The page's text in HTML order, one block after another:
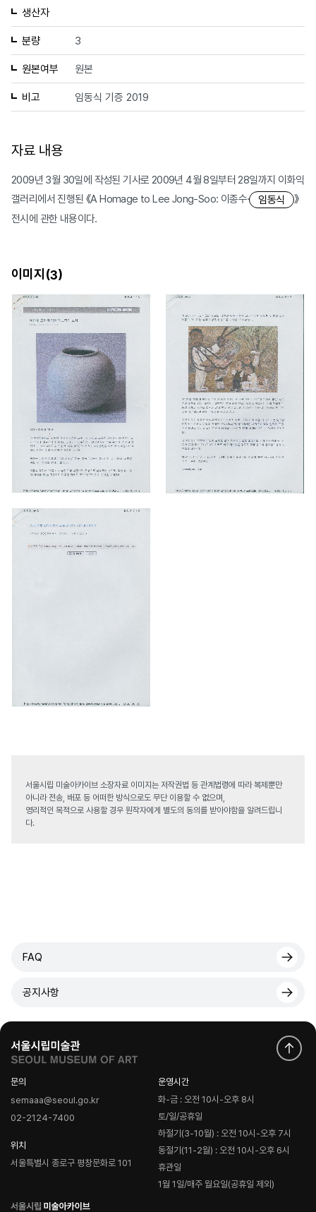
생산자
분량 3
원본여부 원본
비고 임동식 기증 2019
자료 내용
2009년 3월 30일에 작성된 기사로 2009년 4월 8일부터 28일까지 이화익
갤러리에서 진행된 《A Homage to Lee Jong-Soo: 이종수·
임동식
》
전시에 관한 내용이다.
이미지(3)
서울시립 미술아카이브 소장자료 이미지는 저작권법 등 관계법령에 따라 복제뿐만
아니라 전송, 배포 등 어떠한 방식으로도 무단 이용할 수 없으며,
영리적인 목적으로 사용할 경우 원작자에게 별도의 동의를 받아야함을 알려드립니
다.
FAQ
공지사항
문의
semaaa@seoul.go.kr
02-2124-7400
위치
서울특별시 종로구 평창문화로 101
운영시간
화-금 : 오전 10시-오후 8시
토/일/공휴일
하절기(3-10월) : 오전 10시-오후 7시
동절기(11-2월) : 오전 10시-오후 6시
휴관일
1월 1일/매주 월요일(공휴일 제외)
로